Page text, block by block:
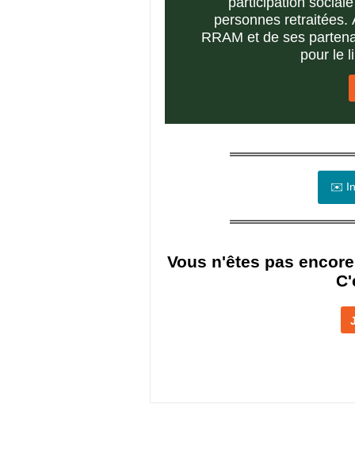
personnes retraitées.
RRAM et de ses
pour le
✉️
Vous n'êtes pas